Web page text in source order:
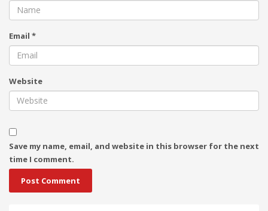
Email *
Website
Save my name, email, and website in this browser for the next
time I comment.